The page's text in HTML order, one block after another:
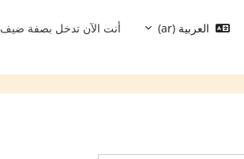
العربية ‎(ar)‎ أنت الآن تدخل بصفة ضيف